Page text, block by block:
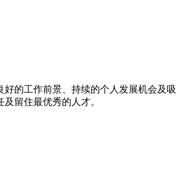
好的工作前景、持续的个人发展机会及吸
留住最优秀的人才。